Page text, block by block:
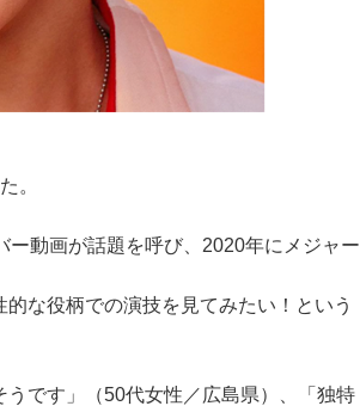
。
動画が話題を呼び、2020年にメジャー
な役柄での演技を見てみたい！という
です」（50代女性／広島県）、「独特